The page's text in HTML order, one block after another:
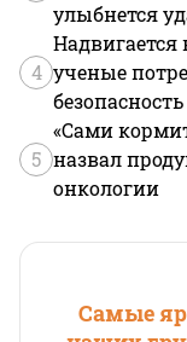
улыбнется
4 ученые
безопасность
5
«Сами
назвал
онкологии
Самые